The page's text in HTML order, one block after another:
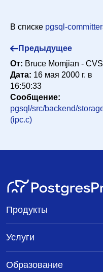
В списке pgsql-
Предыдущее
От: Bruce Momjian - CVS
Дата: 16 мая 2000 г. в
16:50:33
Сообщение:
pgsql/src/backend/
(ipc.c)
Продукты
Услуги
Образование